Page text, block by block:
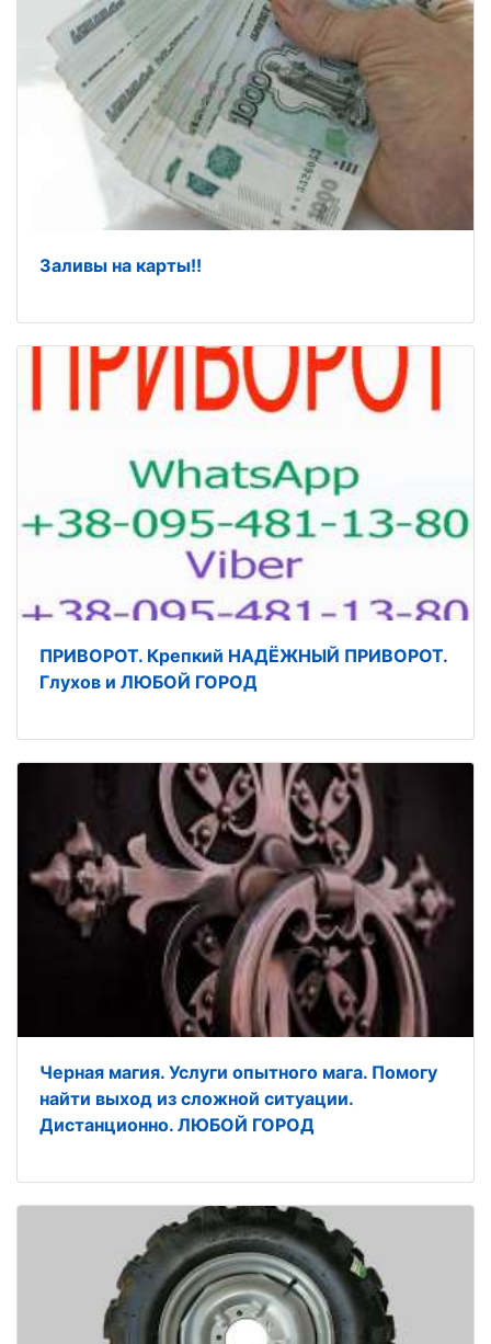
Заливы на карты!!
ПРИВОРОТ. Крепкий НАДЁЖНЫЙ ПРИВОРОТ.
Глухов и ЛЮБОЙ ГОРОД
Черная магия. Услуги опытного мага. Помогу
найти выход из сложной ситуации.
Дистанционно. ЛЮБОЙ ГОРОД